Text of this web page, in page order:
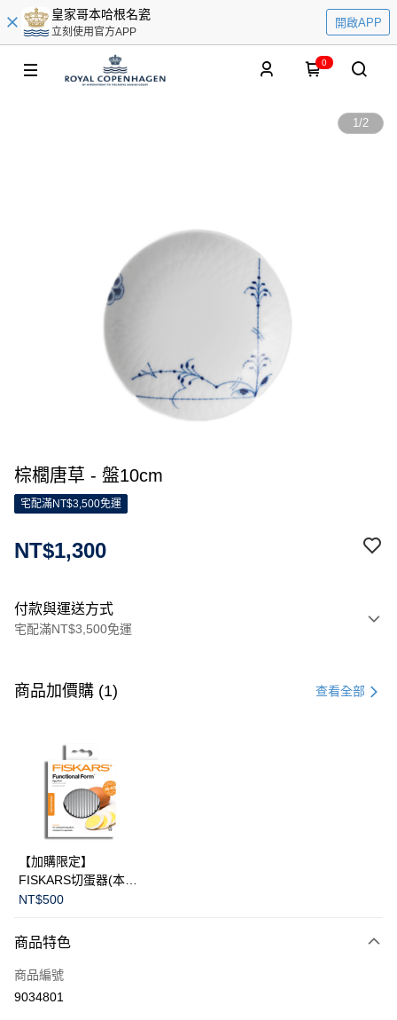
皇家哥本哈根名瓷
立刻使用官方APP
開啟APP
0
1/2
棕櫚唐草 - 盤10cm
宅配滿NT$3,500免運
NT$1,300
付款與運送方式
宅配滿NT$3,500免運
信用卡一次付款
3 期 0 利率 每期
合作金庫商業銀行
華南商業銀行
上海商業儲蓄銀行
國泰世華商業銀行
臺灣中小企業銀行
匯豐（台灣）商業銀行
聯邦商業銀行
元大商業銀行
台新國際商業銀行
LINE Pay
Apple Pay
運送方式
黑貓宅急便
商品加價購 (1) 查看全部
【加購限定】
FISKARS切蛋器(本商
品不提供破損保證)
NT$500
商品特色
商品編號
9034801